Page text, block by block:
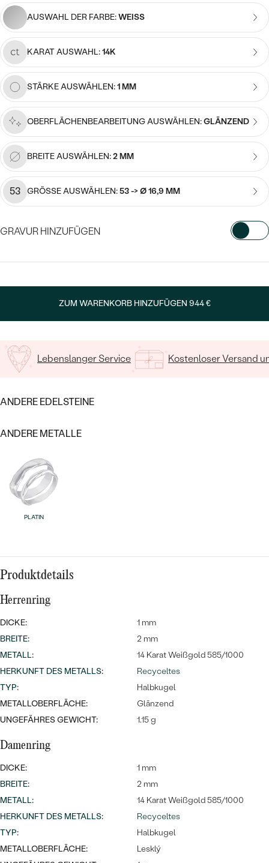
Wave Kollektion
NACH DER FARBE
NACH DER FORM
MASSGEFERTIGTER
DIAMANTEN
ANSEHEN
Ohrrinnge
ANSEHEN
Personalisierte
Halsketten
ANSEHEN
Meistverkaufte
Ringe
ANSEHEN
AUSWAHL DER FARBE:WEISS
KARAT AUSWAHL:14K
STÄRKE AUSWÄHLEN:1 MM
OBERFLÄCHENBEARBEITUNG AUSWÄHLEN:GLÄNZEND
BREITE AUSWÄHLEN:2 MM
53 GRÖSSE AUSWÄHLEN:53 -> Ø 16,9 MM
GRAVUR HINZUFÜGEN
ZUM WARENKORB HINZUFÜGEN 944 €
Lebenslanger Service Kostenloser Versand
ANDERE EDELSTEINE
ANDERE METALLE
PLATIN
Produktdetails
Herrenring
DICKE:
1 mm
BREITE:
2 mm
METALL:
14 Karat Weißgold 585/1000
HERKUNFT DES METALLS:
Recyceltes
TYP:
Halbkugel
METALLOBERFLÄCHE:
Glänzend
UNGEFÄHRES GEWICHT:
1.15 g
Damenring
DICKE:
1 mm
BREITE:
2 mm
METALL:
14 Karat Weißgold 585/1000
HERKUNFT DES METALLS:
Recyceltes
TYP:
Halbkugel
METALLOBERFLÄCHE:
Lesklý